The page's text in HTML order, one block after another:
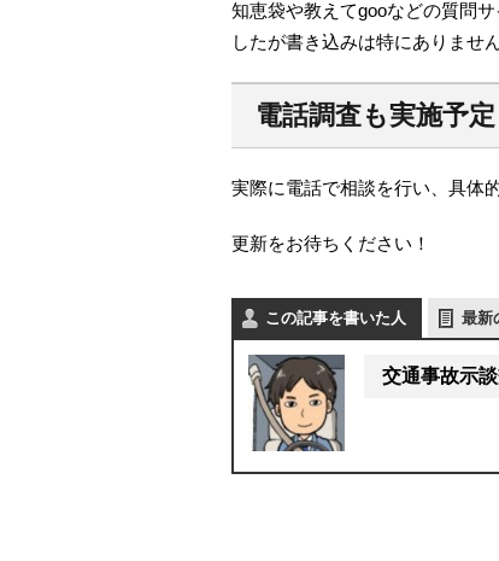
知恵袋や教えてgooなどの質問
したが書き込みは特にありませ
電話調査も実施予定
実際に電話で相談を行い、具体
更新をお待ちください！
この記事を書いた人 最新
交通事故示